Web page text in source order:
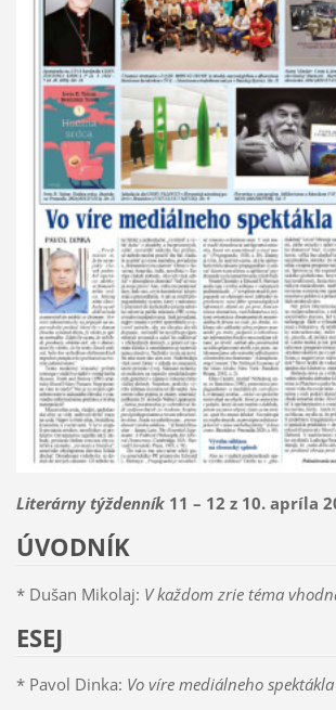
Literárny týždenník11 – 12 z 10. apríla
ÚVODNÍK
* Dušan Mikolaj: V každom zrie téma
ESEJ
* Pavol Dinka: Vo víre mediálneho spektákla